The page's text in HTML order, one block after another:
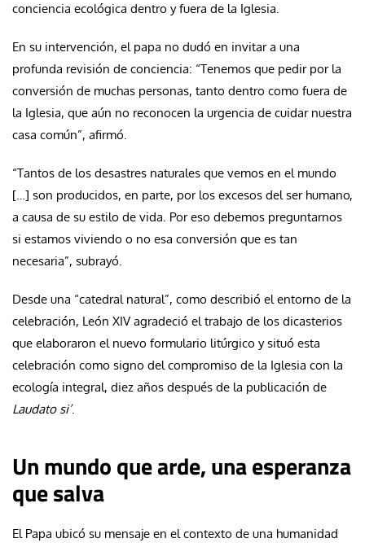
conciencia ecológica dentro y fuera de la Iglesia.
En su intervención, el papa no dudó en invitar a una
profunda revisión de conciencia: “Tenemos que pedir por la
conversión de muchas personas, tanto dentro como fuera de
la Iglesia, que aún no reconocen la urgencia de cuidar nuestra
casa común”, afirmó.
“Tantos de los desastres naturales que vemos en el mundo
[…] son producidos, en parte, por los excesos del ser humano,
a causa de su estilo de vida. Por eso debemos preguntarnos
si estamos viviendo o no esa conversión que es tan
necesaria”, subrayó.
Desde una “catedral natural”, como describió el entorno de la
celebración, León XIV agradeció el trabajo de los dicasterios
que elaboraron el nuevo formulario litúrgico y situó esta
celebración como signo del compromiso de la Iglesia con la
ecología integral, diez años después de la publicación de
Laudato si’.
Un mundo que arde, una esperanza
que salva
El Papa ubicó su mensaje en el contexto de una humanidad